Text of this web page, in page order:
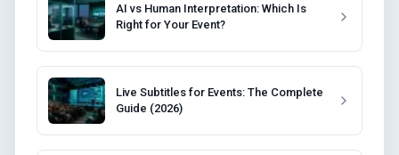
AI vs Human Interpretation: Which Is
Right for Your Event?
Live Subtitles for Events: The Complete
Guide (2026)